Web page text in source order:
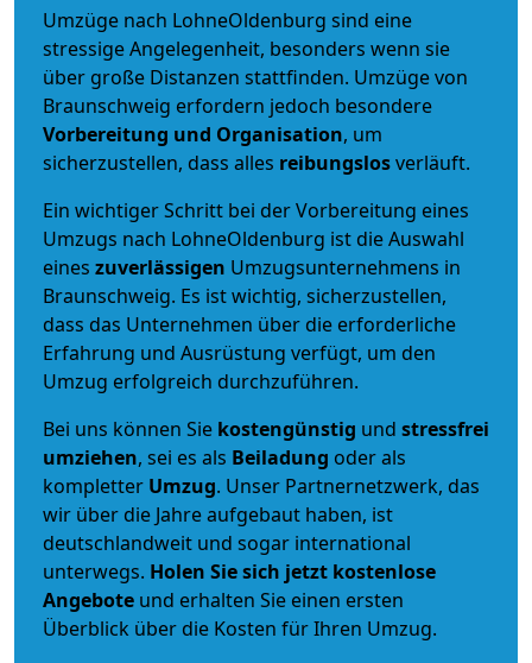
Umzüge nach LohneOldenburg sind eine
stressige Angelegenheit, besonders wenn sie
über große Distanzen stattfinden. Umzüge von
Braunschweig erfordern jedoch besondere
Vorbereitung und Organisation, um
sicherzustellen, dass alles reibungslosverläuft.
Ein wichtiger Schritt bei der Vorbereitung eines
Umzugs nach LohneOldenburg ist die Auswahl
eines zuverlässigen Umzugsunternehmens in
Braunschweig. Es ist wichtig, sicherzustellen,
dass das Unternehmen über die erforderliche
Erfahrung und Ausrüstung verfügt, um den
Umzug erfolgreich durchzuführen.
Bei uns können Sie kostengünstig und stressfrei
umziehen, sei es als Beiladung oder als
kompletter Umzug. Unser Partnernetzwerk, das
wir über die Jahre aufgebaut haben, ist
deutschlandweit und sogar international
unterwegs. Holen Sie sich jetzt kostenlose
Angebote und erhalten Sie einen ersten
Überblick über die Kosten für Ihren Umzug.